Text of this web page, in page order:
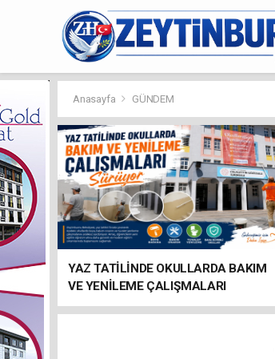
Anasayfa GÜNDEM
YAZ TATİLİNDE OKULLARDA BAKIM
VE YENİLEME ÇALIŞMALARI
SÜRÜYOR